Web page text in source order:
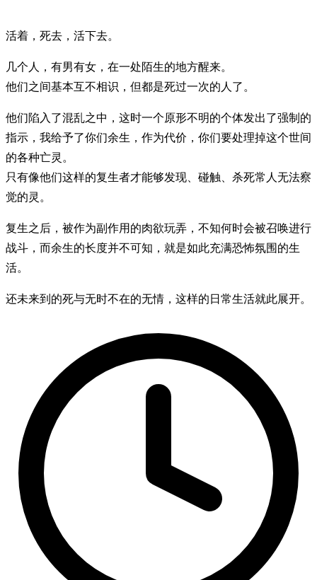
活着，死去，活下去。
几个人，有男有女，在一处陌生的地方醒来。
他们之间基本互不相识，但都是死过一次的人了。
他们陷入了混乱之中，这时一个原形不明的个体发出了强制的
指示，我给予了你们余生，作为代价，你们要处理掉这个世间
的各种亡灵。
只有像他们这样的复生者才能够发现、碰触、杀死常人无法察
觉的灵。
复生之后，被作为副作用的肉欲玩弄，不知何时会被召唤进行
战斗，而余生的长度并不可知，就是如此充满恐怖氛围的生
活。
还未来到的死与无时不在的无情，这样的日常生活就此展开。